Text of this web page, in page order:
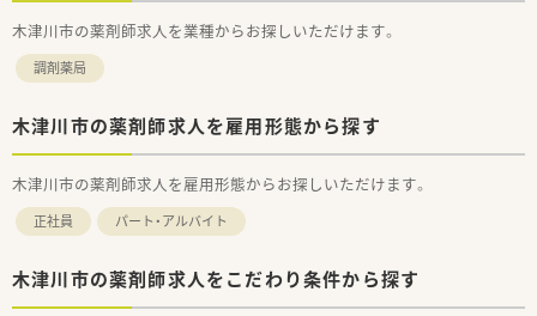
木津川市の薬剤師求人を業種からお探しいただけます。
調剤薬局
木津川市の薬剤師求人を雇用形態から探す
木津川市の薬剤師求人を雇用形態からお探しいただけます。
正社員 パート・アルバイト
木津川市の薬剤師求人をこだわり条件から探す